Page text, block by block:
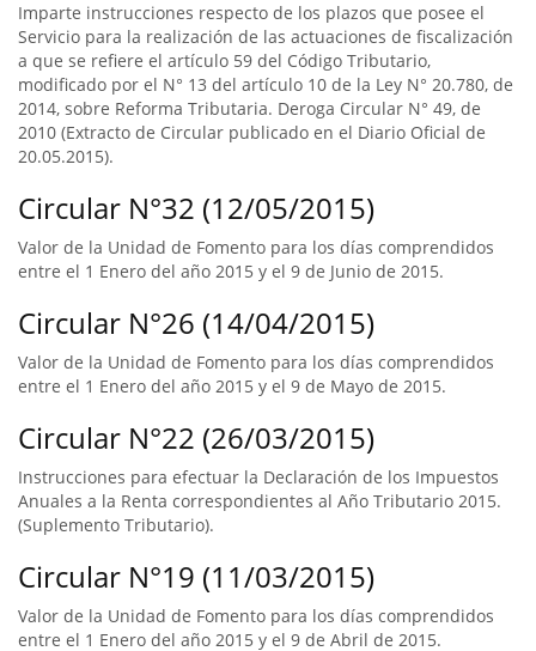
Imparte instrucciones respecto de los plazos que posee el
Servicio para la realización de las actuaciones de fiscalización
a que se refiere el artículo 59 del Código Tributario,
modificado por el N° 13 del artículo 10 de la Ley N° 20.780, de
2014, sobre Reforma Tributaria. Deroga Circular N° 49, de
2010 (Extracto de Circular publicado en el Diario Oficial de
20.05.2015).
Circular N°32 (12/05/2015)
Valor de la Unidad de Fomento para los días comprendidos
entre el 1 Enero del año 2015 y el 9 de Junio de 2015.
Circular N°26 (14/04/2015)
Valor de la Unidad de Fomento para los días comprendidos
entre el 1 Enero del año 2015 y el 9 de Mayo de 2015.
Circular N°22 (26/03/2015)
Instrucciones para efectuar la Declaración de los Impuestos
Anuales a la Renta correspondientes al Año Tributario 2015.
(Suplemento Tributario).
Circular N°19 (11/03/2015)
Valor de la Unidad de Fomento para los días comprendidos
entre el 1 Enero del año 2015 y el 9 de Abril de 2015.